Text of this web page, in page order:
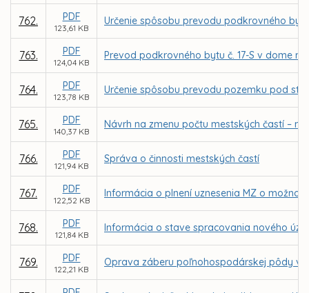
762. PDF
123,61 KB
Určenie spôsobu prevodu podkrovného
763. PDF
124,04 KB
Prevod podkrovného bytu č. 17-S v dome
764. PDF
123,78 KB
Určenie spôsobu prevodu pozemku pod
765. PDF
140,37 KB
Návrh na zmenu počtu mestských častí –
766. PDF
121,94 KB
Správa o činnosti mestských častí
767. PDF
122,52 KB
Informácia o plnení uznesenia MZ o
768. PDF
121,84 KB
Informácia o stave spracovania nového
769. PDF
122,21 KB
Oprava záberu poľnohospodárskej pôdy v